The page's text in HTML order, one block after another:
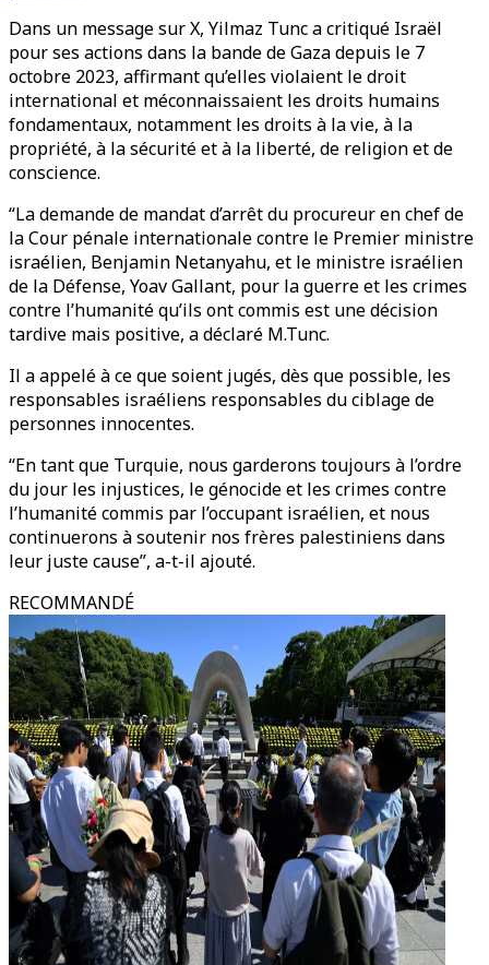
Dans un message sur X, Yilmaz Tunc a critiqué Israël
pour ses actions dans la bande de Gaza depuis le 7
octobre 2023, affirmant qu’elles violaient le droit
international et méconnaissaient les droits humains
fondamentaux, notamment les droits à la vie, à la
propriété, à la sécurité et à la liberté, de religion et de
conscience.
“La demande de mandat d’arrêt du procureur en chef de
la Cour pénale internationale contre le Premier ministre
israélien, Benjamin Netanyahu, et le ministre israélien
de la Défense, Yoav Gallant, pour la guerre et les crimes
contre l’humanité qu’ils ont commis est une décision
tardive mais positive, a déclaré M.Tunc.
Il a appelé à ce que soient jugés, dès que possible, les
responsables israéliens responsables du ciblage de
personnes innocentes.
“En tant que Turquie, nous garderons toujours à l’ordre
du jour les injustices, le génocide et les crimes contre
l’humanité commis par l’occupant israélien, et nous
continuerons à soutenir nos frères palestiniens dans
leur juste cause”, a-t-il ajouté.
RECOMMANDÉ